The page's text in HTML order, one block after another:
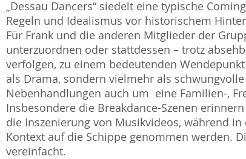
„Dessau Dancers“ siedelt eine typische
Regeln und Idealismus vor historischem
Für Frank und die anderen Mitglieder der
unterzuordnen oder stattdessen – trotz
verfolgen, zu einem bedeutenden
als Drama, sondern vielmehr als
Nebenhandlungen auch um eine Familien-,
Insbesondere die Breakdance-Szenen
die Inszenierung von Musikvideos, während
Kontext auf die Schippe genommen werden.
vereinfacht.